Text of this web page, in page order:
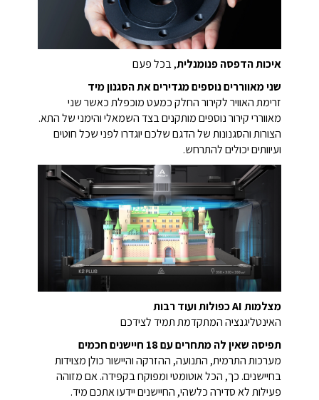
איכות הדפסה פנומנלית, בכל פעם
שני מאווררים נוספים מגדירים את הסגנון מיד
זרימת האוויר לקירור החלק כמעט מוכפלת כאשר שני
מאווררי קירור נוספים מותקנים בצד השמאלי והימני של התא.
הצורות והסגנונות של הדגם שלכם יוגדרו לפני שכל חוטים
ועיוותים יכולים להתרחש.
מצלמות AI כפולות ועוד רבות
האינטליגנציה המתקדמת תמיד לצידכם
תפיסה שאין לה מתחרים עם 18 חיישנים חכמים
מערכות התרמית, התנועה, ההזרקה והיישור כולן מצוידות
בחיישנים. כך, הכל אוטומטי ומפוקח בקפידה. אם מזוהה
פעילות לא סדירה כלשהי, החיישנים יידעו אתכם מיד.